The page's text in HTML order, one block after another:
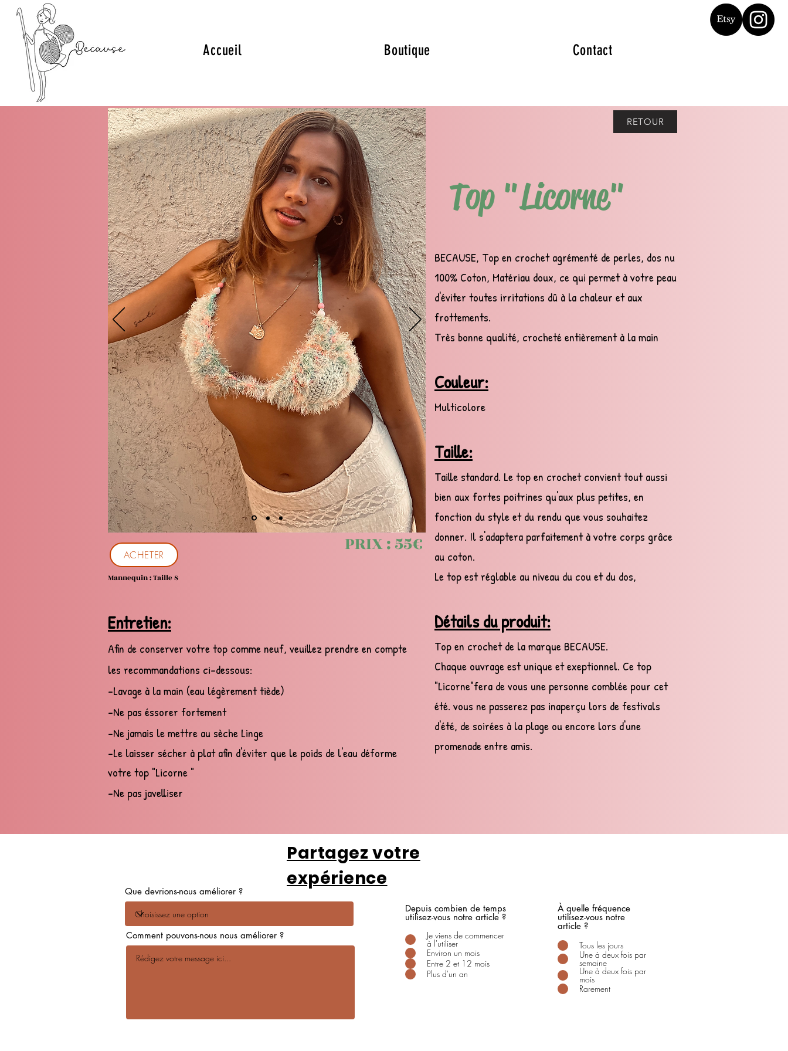
Accueil Boutique Contact
ACHETER PRIX : 55€
Mannequin : Taille S
Entretien:
Afin de conserver votre top comme neuf, veuillez prendre en compte
les recommandations ci-dessous:
-Lavage à la main (eau légèrement tiède)
-Ne pas éssorer fortement
- Ne jamais le mettre au sèche Linge
-Le laisser sécher à plat afin d'éviter que le poids de l'eau déforme
votre top "Licorne "
-Ne pas javelliser
RETOUR
Top "Licorne"
BECAUSE, Top en crochet agrémenté de perles, dos nu
100% Coton, Matériau doux, ce qui permet à votre peau
d'éviter toutes irritations dû à la chaleur et aux
frottements.
Très bonne qualité, crocheté entièrement à la main
Couleur:
Multicolore
Taille:
Taille standard. Le top en crochet convient tout aussi
bien aux fortes poitrines qu'aux plus petites, en
fonction du style et du rendu que vous souhaitez
donner. Il s'adaptera parfaitement à votre corps grâce
au coton.
Le top est réglable au niveau du cou et du dos,
Détails du produit:
Top en crochet de la marque BECAUSE.
Chaque ouvrage est unique et exeptionnel. Ce top
"Licorne"fera de vous une personne comblée pour cet
été. vous ne passerez pas inaperçu lors de festivals
d'été, de soirées à la plage ou encore lors d'une
promenade entre amis.
Partagez votre
expérience
Que devrions-nous améliorer ?
Comment pouvons-nous nous améliorer ?
Depuis combien de temps
utilisez-vous notre article ?
Je viens de commencer
à l'utiliser
Environ un mois
Entre 2 et 12 mois
Plus d'un an
À quelle fréquence
utilisez-vous notre
article ?
Tous les jours
Une à deux fois par
semaine
Une à deux fois par
mois
Rarement